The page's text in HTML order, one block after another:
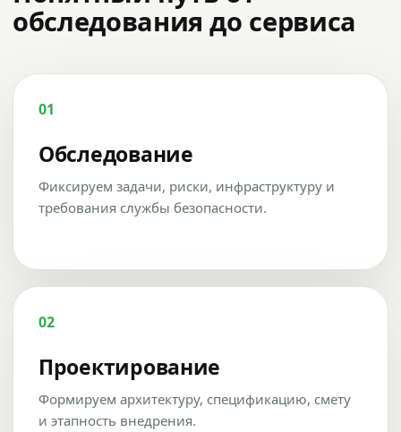
обследования до сервиса
01
Обследование
Фиксируем задачи, риски, инфраструктуру и
требования службы безопасности.
02
Проектирование
Формируем архитектуру, спецификацию, смету
и этапность внедрения.